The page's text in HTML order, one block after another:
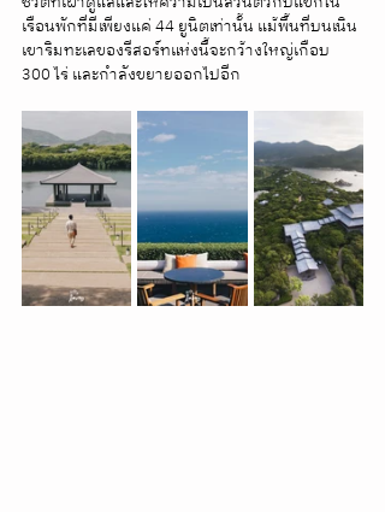
เรือนพักที่มีเพียงแค่ 44 ยูนิตเท่านั้น แม้พื้นที่บนเนิน
เขาริมทะเลของรีสอร์ทแห่งนี้จะกว้างใหญ่เกือบ
300 ไร่ และกำลังขยายออกไปอีก